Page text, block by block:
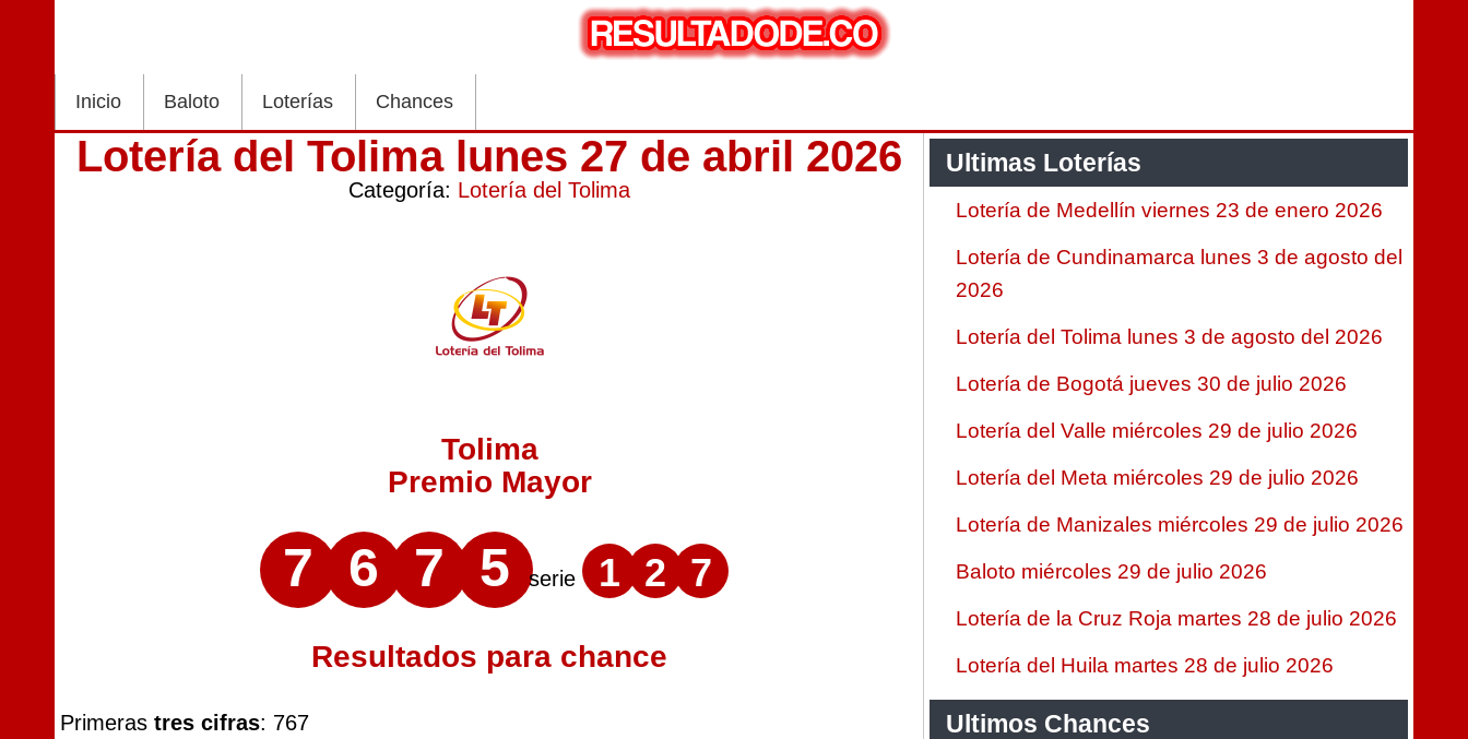
Inicio Baloto Loterías Chances
Lotería del Tolima lunes 27 de abril 2026
Categoría: Lotería del Tolima
Tolima
Premio Mayor
7 6 7 5 serie 1 2 7
Resultados para chance
Primeras tres cifras: 767
Ultimas Loterías
Lotería de Medellín viernes 23 de enero 2026
Lotería de Cundinamarca lunes 3 de agosto del
2026
Lotería del Tolima lunes 3 de agosto del 2026
Lotería de Bogotá jueves 30 de julio 2026
Lotería del Valle miércoles 29 de julio 2026
Lotería del Meta miércoles 29 de julio 2026
Lotería de Manizales miércoles 29 de julio 2026
Baloto miércoles 29 de julio 2026
Lotería de la Cruz Roja martes 28 de julio 2026
Lotería del Huila martes 28 de julio 2026
Ultimos Chances